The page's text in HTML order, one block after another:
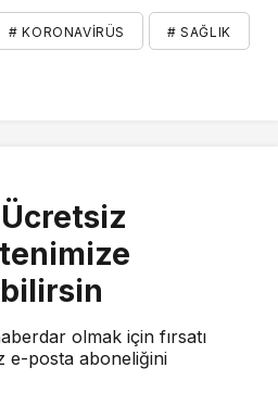
# KORONAVIRÜS # SAĞLIK
olmak için fırsatı
e-posta aboneliğini